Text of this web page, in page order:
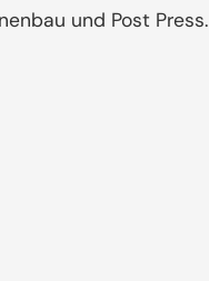
und Post Press.